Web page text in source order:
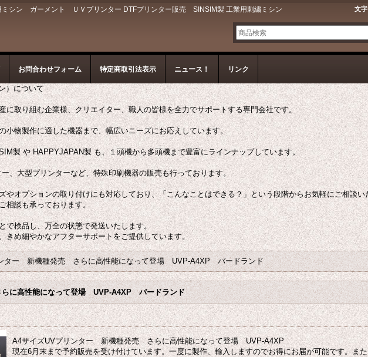
ミシン ガーメント ＵＶプリンター DTFプリンター販売 SINSIM製 工業用刺繍ミシン 文
お問合わせフォーム 特定商取引法表示 ニュース！ リンク
）について
に取り組む企業様、クリエイター、職人の皆様を全力でサポートする専門会社です。
小物製作に適した機器まで、幅広いニーズにお応えしています。
製 や HAPPYJAPAN製 も、１頭機から多頭機まで豊富にラインナップしています。
、大型プリンターなど、特殊印刷機器の販売も行っております。
やオプションの取り付けにも対応しており、「こんなことはできる？」という段階からお気軽にご相談い
相談も承っております。
で検品し、万全の状態で発送いたします。
きめ細やかなアフターサポートをご提供しています。
ター 新機種発売 さらに高性能になって登場 UVP-A4XP バードランド
に高性能になって登場 UVP-A4XP バードランド
A4サイズUVプリンター 新機種発売 さらに高性能になって登場 UVP-A4XP
現在6月末まで予約販売を受け付けています。一度に製作、輸入しますのでお得にお届が可能です。ま